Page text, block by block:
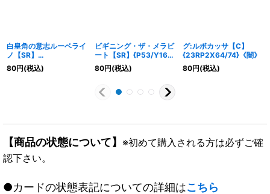
白皇角の意志ルーベライ
ノ【SR】
{EX05S3/S10}《GR》
80円(税込)
ビギニング・ザ・メラビ
ート【SR】{P53/Y16}
《火》
80円(税込)
グ:ルボカッサ【C】
{23RP2X64/74}《闇》
80円(税込)
【商品の状態について】 ※初めて購入される方は必ずご確
認下さい。
●カードの状態表記についての詳細はこちら